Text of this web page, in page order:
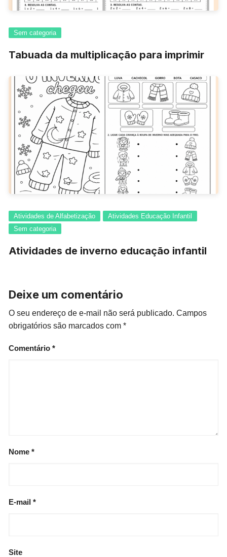
Sem categoria
Tabuada da multiplicação para imprimir
Atividades de Alfabetização
Atividades Educação Infantil
Sem categoria
Atividades de inverno educação infantil
Deixe um comentário
O seu endereço de e-mail não será publicado. Campos
obrigatórios são marcados com*
Comentário*
Nome*
E-mail*
Site